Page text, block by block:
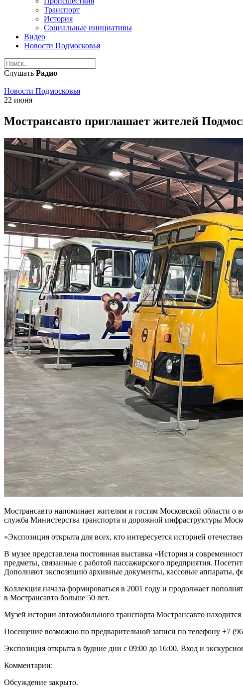
Транспорт
История
Социальные инициативы
Видео
Новости Подмосковья
Слушать Радио
Новости Подмосковья
22 июня
Мострансавто приглашает жителей
Мострансавто напоминает жителям и гостям Московской области о
служба Министерства транспорта и дорожной инфраструктуры
«Экспозиция открыта для всех, кто интересуется историей
В музее представлена постоянная выставка «История и
предметы, связанные с работой пассажирского предприятия.
Дополняют экспозицию архивные документы, кассовые аппараты,
Коллекция начала формироваться в 2001 году и продолжает
в Мострансавто больше 50 лет.
Музей истории автомобильного транспорта Мострансавто
Посещение возможно по предварительной записи по телефону +7
Экспозиция открыта в будние дни с 09:00 до 16:00. Вход и
Комментарии:
Обсуждение закрыто.